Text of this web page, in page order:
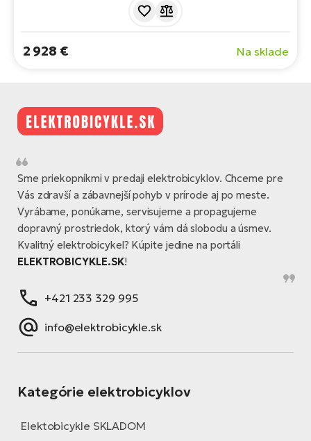
technických trailoch, ale môžete sa s ním vydať aj na
2 928 € Na sklade
Sme priekopníkmi v predaji elektrobicyklov. Chceme pre
Vás zdravší a zábavnejší pohyb v prírode aj po meste.
Vyrábame, ponúkame, servisujeme a propagujeme
dopravný prostriedok, ktorý vám dá slobodu a úsmev.
Kvalitný elektrobicykel? Kúpite jedine na portáli
ELEKTROBICYKLE.SK!
+421 233 329 995
info@elektrobicykle.sk
Kategórie elektrobicyklov
Elektobicykle SKLADOM